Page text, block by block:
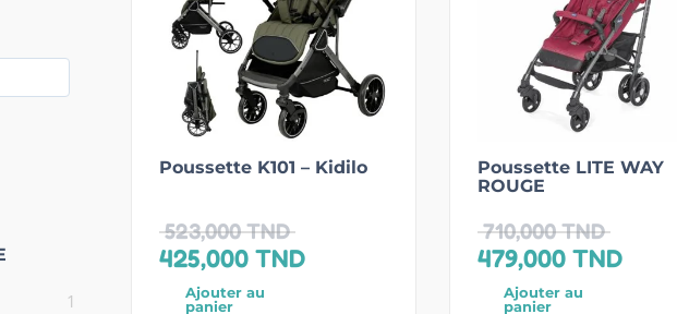
1
Poussette K101 – Kidilo
523,000TND
425,000 TND
Ajouter au
panier
Poussette LITE WAY
ROUGE
710,000TND
479,000 TND
Ajouter au
panier